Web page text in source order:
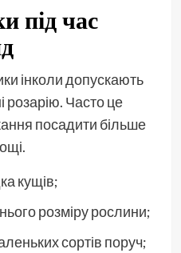
під час
інколи допускають
розарію. Часто це
посадити більше
кущів;
розміру рослини;
сортів поруч;